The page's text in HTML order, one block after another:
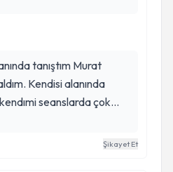
tanıştım Murat
alanında
seanslarda çok
terapi surecıme
ilgili çok yol kattettım bu da
Şikayet Et